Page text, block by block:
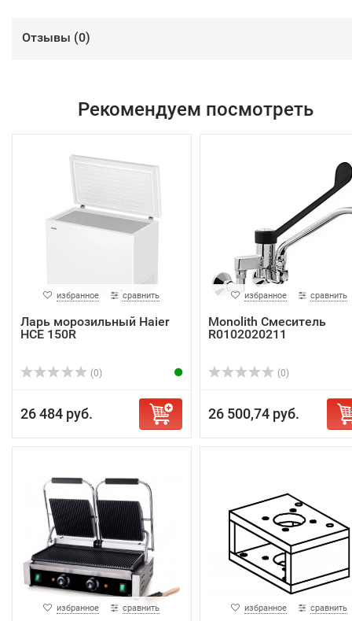
Отзывы (0)
Рекомендуем посмотреть
избранное сравнить
Ларь морозильный Haier
HCE 150R
(0)
26 484 руб.
избранное сравнить
Monolith Смеситель
R0102020211
(0)
26 500,74 руб.
избранное сравнить избранное сравнить